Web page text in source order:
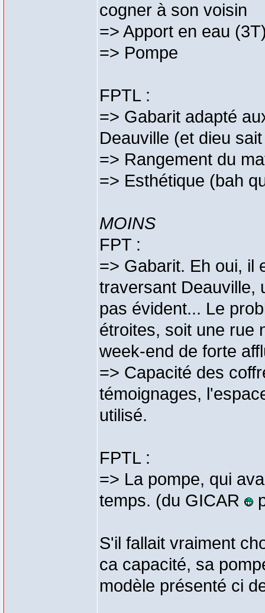
cogner à son voisin
=> Apport en eau
=> Pompe
FPTL :
=> Gabarit adapté
Deauville (et dieu
=> Rangement du
=> Esthétique (bah
MOINS
FPT :
=> Gabarit. Eh oui, il
traversant Deauville,
pas évident... Le
étroites, soit une rue
week-end de forte
=> Capacité des
témoignages,
utilisé.
FPTL :
=> La pompe, qui
temps. (du GICAR
S'il fallait vraiment
ca capacité, sa
modèle présenté ci